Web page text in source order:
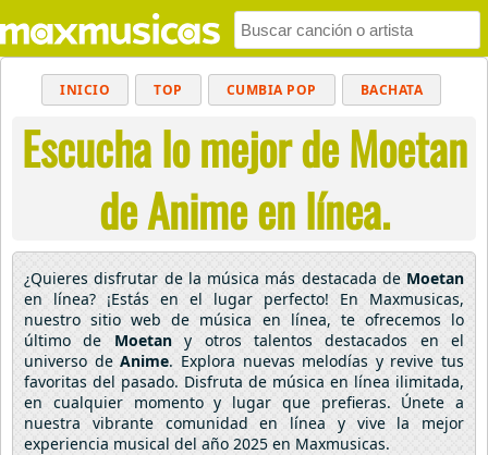
INICIO TOP CUMBIA POP BACHATA
MUSICA CRISTIANA REGGAETON
BALADAS ALTERNATIVO ELECTRÓNICA
CUMBIAS
Escucha lo mejor de Moetan
de Anime en línea.
¿Quieres disfrutar de la música más destacada de Moetan
en línea? ¡Estás en el lugar perfecto! En Maxmusicas,
nuestro sitio web de música en línea, te ofrecemos lo
último de Moetany otros talentos destacados en el
universo deAnime. Explora nuevas melodías y revive tus
favoritas del pasado. Disfruta de música en línea ilimitada,
en cualquier momento y lugar que prefieras. Únete a
nuestra vibrante comunidad en línea y vive la mejor
experiencia musical del año 2025 en Maxmusicas.